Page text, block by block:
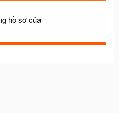
hồ sơ của